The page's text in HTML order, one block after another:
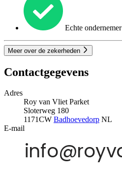
Echte ondernemer
Meer over de zekerheden
Contactgegevens
Adres
Roy van Vliet Parket
Sloterweg 180
1171CW Badhoevedorp NL
E-mail